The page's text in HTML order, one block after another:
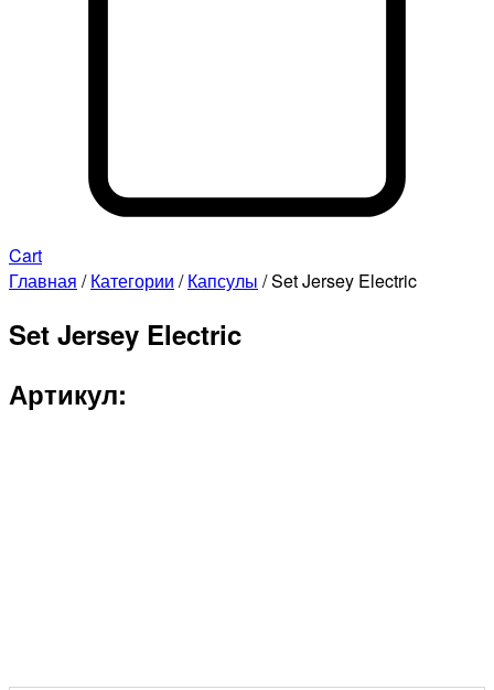
Cart
Главная /Категории /Капсулы / Set Jersey Electric
Set Jersey Electric
Артикул: